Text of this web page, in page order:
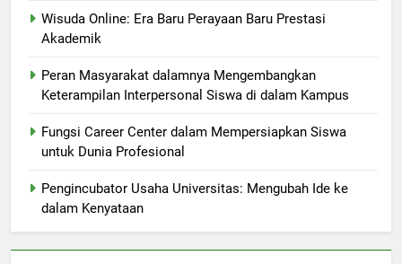
Wisuda Online: Era Baru Perayaan Baru Prestasi
Akademik
Peran Masyarakat dalamnya Mengembangkan
Keterampilan Interpersonal Siswa di dalam Kampus
Fungsi Career Center dalam Mempersiapkan Siswa
untuk Dunia Profesional
Pengincubator Usaha Universitas: Mengubah Ide ke
dalam Kenyataan